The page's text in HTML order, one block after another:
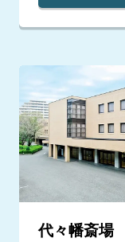
代々幡斎場